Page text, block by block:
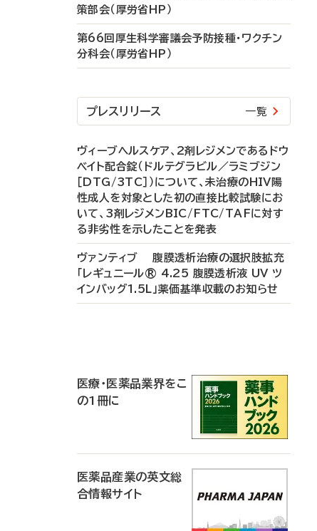
策部会（厚労省HP）
第66回厚生科学審議会予防接種・ワクチン
分科会（厚労省HP）
プレスリリース 一覧
ヴィーブヘルスケア、2剤レジメンであるドウ
ベイト配合錠（ドルテグラビル／ラミブジン
［DTG/3TC］）について、未治療のHIV陽
性成人を対象とした初の直接比較試験にお
いて、3剤レジメンBIC/FTC/TAFに対す
る非劣性を示したことを発表
ヴァンティブ 腹膜透析治療の選択肢拡充
「レギュニール® 4.25 腹膜透析液 UV ツ
インバッグ1.5L」薬価基準収載のお知らせ
医療・医薬品業界をこ
の1冊に
医薬品産業の英文総
合情報サイト